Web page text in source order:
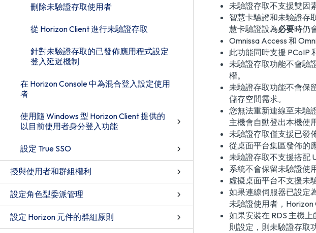
刪除未驗證存取使用者
從 Horizon Client 進行未驗證存取
針對未驗證存取的已發佈應用程式設定
登入延遲機制
在 Horizon Console 中為混合登入設定使用
者
使用隨 Windows 型 Horizon Client 提供的
以目前使用者身分登入功能
設定 True SSO
授與使用者和群組權利
設定角色型委派管理
設定 Horizon 元件的群組原則
未驗證存取不支援雙因
智慧卡驗證和未驗證存
慧卡驗證設為必要時仍
Omnissa Access 和
此功能同時支援 PCoIP
未驗證存取功能不會驗
權。
未驗證存取功能不會保
儲存空間需求。
您無法重新連線至未驗
主機會自動登出本機使
未驗證存取僅支援已發
從桌面平台集區發佈的
未驗證存取不支援搭配
系統不會保留未驗證使
虛擬桌面平台不支援未
如果連線伺服器已設定
未驗證使用者，Horizon
如果安裝在 RDS 主機
則設定，則未驗證存取